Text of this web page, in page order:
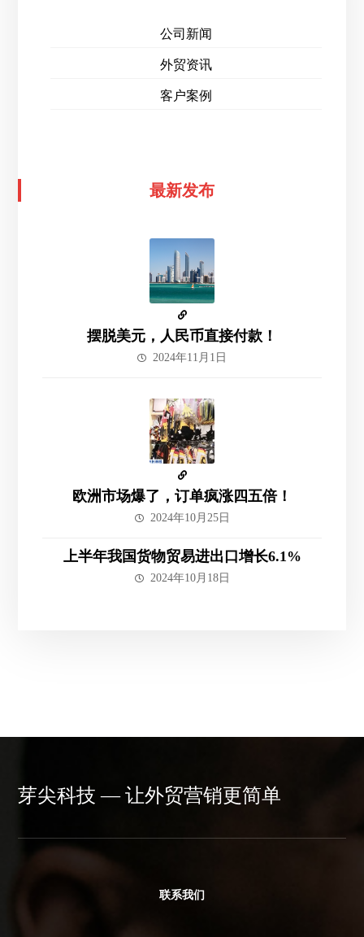
公司新闻
外贸资讯
客户案例
最新发布
摆脱美元，人民币直接付款！
2024年11月1日
欧洲市场爆了，订单疯涨四五倍！
2024年10月25日
上半年我国货物贸易进出口增长6.1%
2024年10月18日
芽尖科技 — 让外贸营销更简单
联系我们